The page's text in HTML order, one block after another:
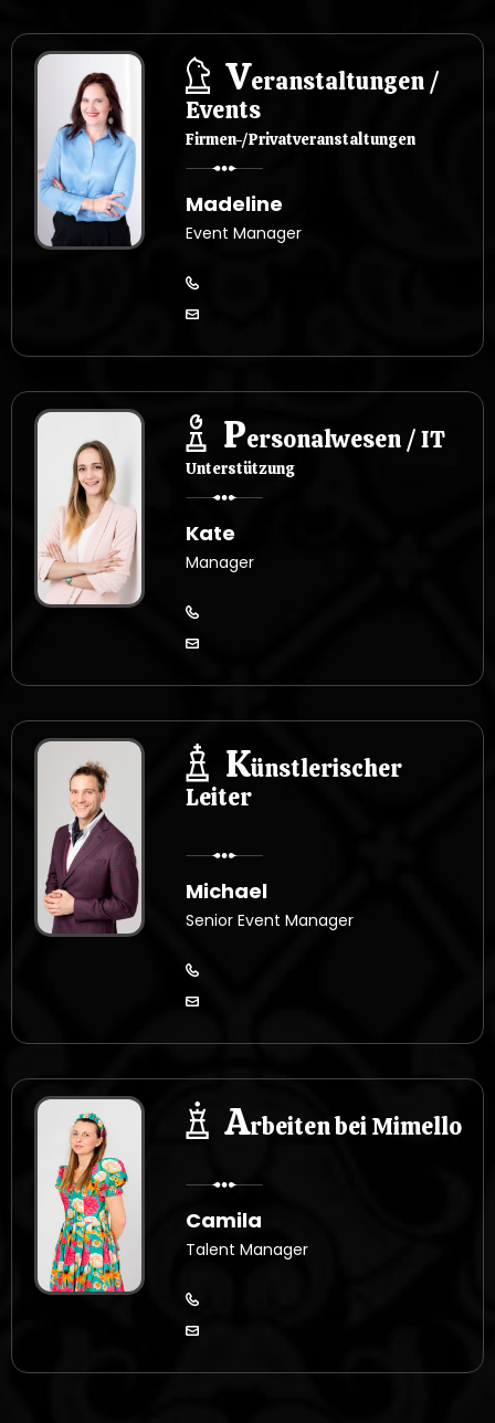
Veranstaltungen /
Events
Firmen-/Privatveranstaltungen
Madeline
Event Manager
Personalwesen / IT
Unterstützung
Kate
Manager
Künstlerischer
Leiter
Michael
Senior Event Manager
Arbeiten bei Mimello
Camila
Talent Manager